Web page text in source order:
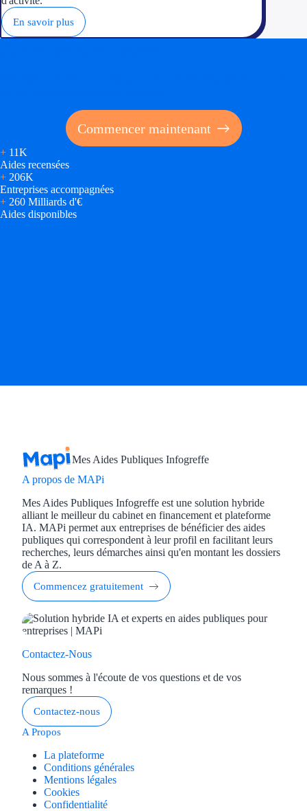
En savoir plus
Commencer maintenant
+ 11K
Aides recensées
+ 206K
Entreprises accompagnées
+ 260 Milliards d'€
Aides disponibles
Mes Aides Publiques Infogreffe
A propos de MAPi
Mes Aides Publiques Infogreffe est une solution hybride
alliant le meilleur du cabinet en financement et plateforme
IA. MAPi permet aux entreprises de bénéficier des aides
publiques qui correspondent à leur profil en facilitant leurs
recherches, leurs démarches ainsi qu'en montant les dossiers
de A à Z.
Commencez gratuitement
Contactez-Nous
Nous sommes à l'écoute de vos questions et de vos
remarques !
Contactez-nous
A Propos
La plateforme
Conditions générales
Mentions légales
Cookies
Confidentialité